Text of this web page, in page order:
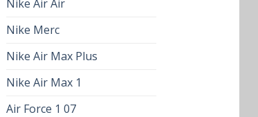
Nike Air Air
Nike Merc
Nike Air Max Plus
Nike Air Max 1
Air Force 1 07